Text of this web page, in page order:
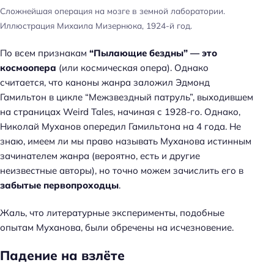
Сложнейшая операция на мозге в земной лаборатории.
Иллюстрация Михаила Мизернюка, 1924-й год.
По всем признакам “Пылающие бездны” — это
космоопера (или космическая опера). Однако
считается, что каноны жанра заложил Эдмонд
Гамильтон в цикле “Межзвездный патруль”, выходившем
на страницах Weird Tales, начиная с 1928-го. Однако,
Николай Муханов опередил Гамильтона на 4 года. Не
знаю, имеем ли мы право называть Муханова истинным
зачинателем жанра (вероятно, есть и другие
неизвестные авторы), но точно можем зачислить его в
забытые первопроходцы.
Жаль, что литературные эксперименты, подобные
опытам Муханова, были обречены на исчезновение.
Падение на взлёте